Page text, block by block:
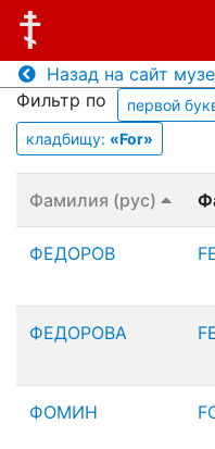
Назад на сайт
Фильтр по
первой
кладбищу: «For»
Фамилия (рус)
ФЕДОРОВ
ФЕДОРОВА
ФОМИН